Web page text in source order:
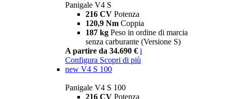
Panigale V4 S
216 CV Potenza
120,9 Nm Coppia
187 kg Peso in ordine di marcia
senza carburante (Versione S)
A partire da 34.690 € i
Configura Scopri di più
new V4 S 100
Panigale V4 S 100
216 CV Potenza